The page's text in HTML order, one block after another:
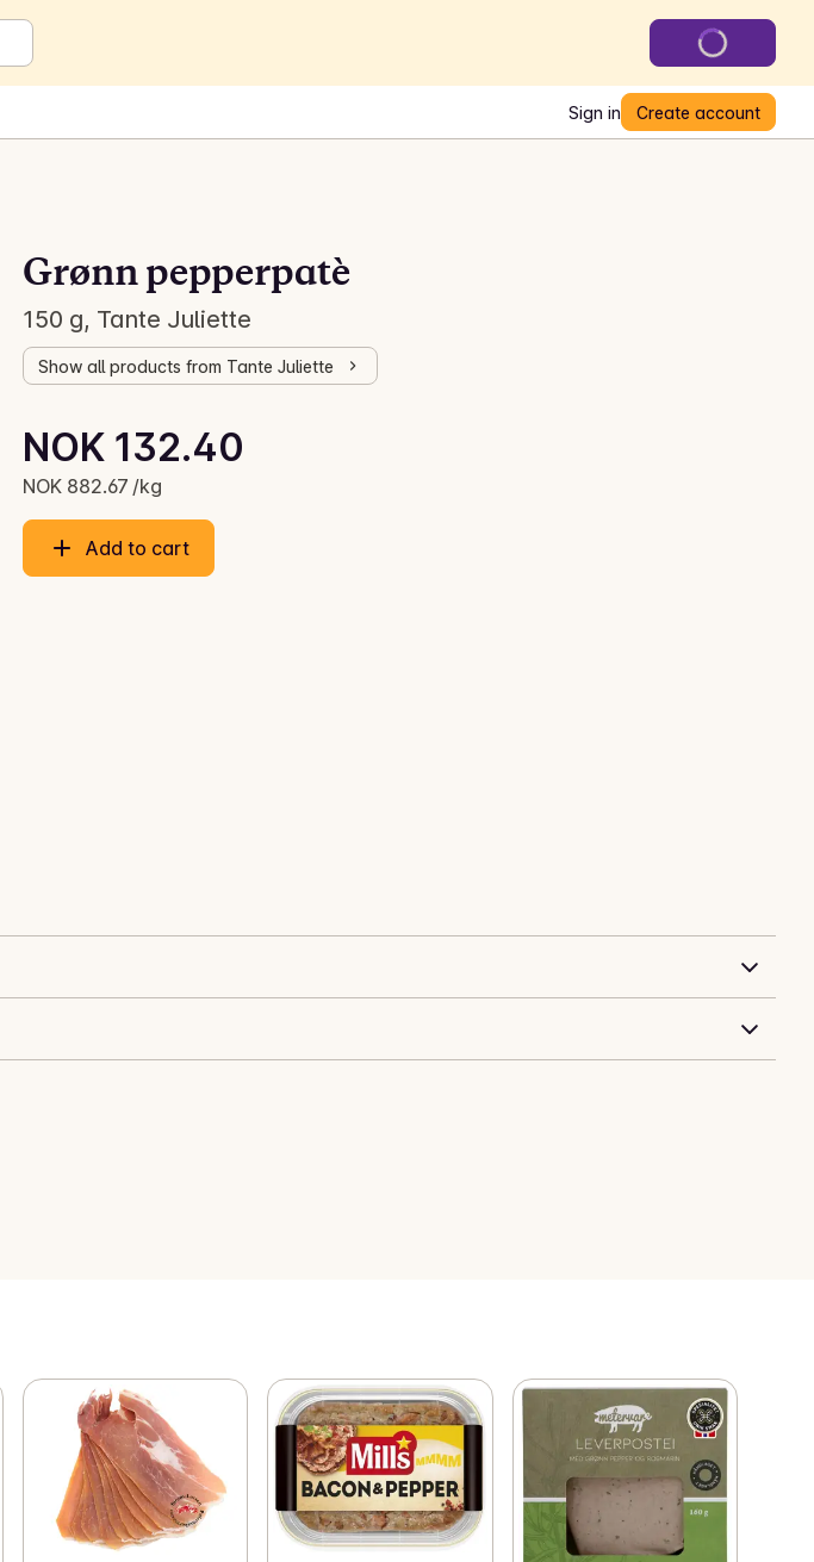
Sign in Create account
Grønn pepperpatè
150 g, Tante Juliette
Show all products from Tante Juliette
Current price is: NOK 132.40
NOK 132.40
NOK 882.67 /kg
Unit price: NOK 882.67 /kg
Add to cart